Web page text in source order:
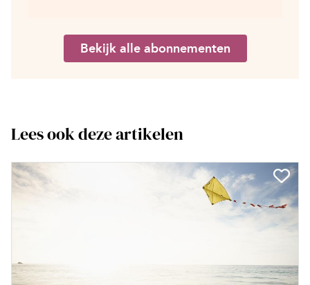
Bekijk alle abonnementen
Lees ook deze artikelen